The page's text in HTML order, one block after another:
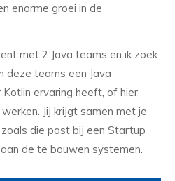
enorme groei in de
met 2 Java teams en ik zoek
deze teams een Java
ervaring heeft, of hier
Jij krijgt samen met je
die past bij een Startup
de te bouwen systemen.